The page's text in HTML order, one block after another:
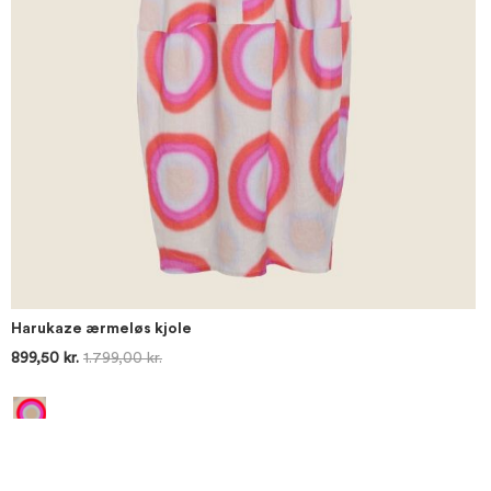
Harukaze ærmeløs kjole
899,50 kr. 1.799,00 kr.